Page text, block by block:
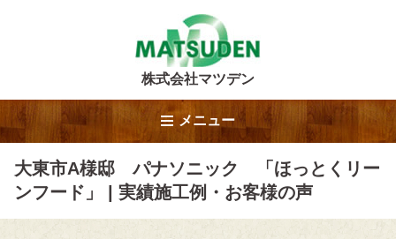
株式会社マツデン
メニュー
大東市A様邸 パナソニック 「ほっとくリー
ンフード」 | 実績施工例・お客様の声